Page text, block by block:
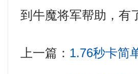
到牛魔将军帮助，有
上一篇： 1.76秒卡简